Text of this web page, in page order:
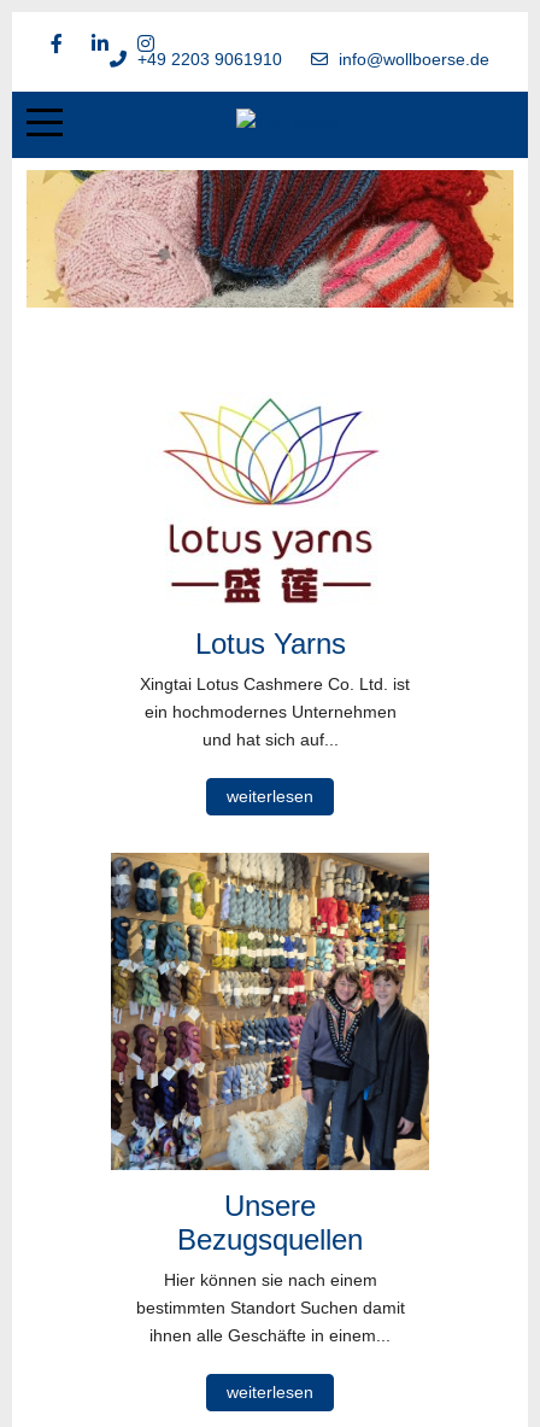
+49 2203 9061910 info@wollboerse.de
Lotus Yarns
Xingtai Lotus Cashmere Co. Ltd. ist
ein hochmodernes Unternehmen
und hat sich auf...
weiterlesen
Unsere
Bezugsquellen
Hier können sie nach einem
bestimmten Standort Suchen damit
ihnen alle Geschäfte in einem...
weiterlesen